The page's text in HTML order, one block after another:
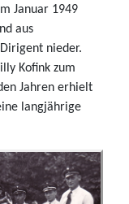
Januar 1949
aus
nieder.
Kofink zum
Jahren erhielt
langjährige